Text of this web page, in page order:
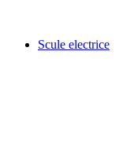
Scule electrice